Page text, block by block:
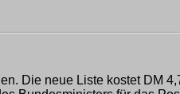
Die neue Liste kostet DM